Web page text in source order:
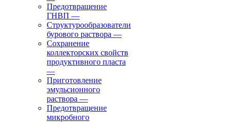
Предотвращение
ГНВП —
Структурообразователи
бурового раствора —
Сохранение
коллекторских свойств
продуктивного пласта
—
Приготовление
эмульсионного
раствора —
Предотвращение
микробного